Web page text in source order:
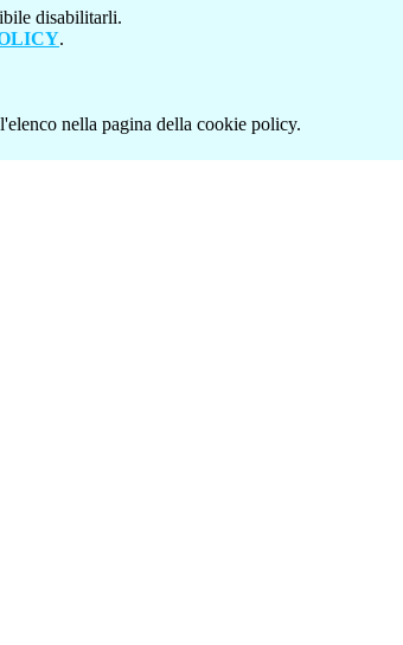
disabilitarli.
.
nella pagina della cookie policy.